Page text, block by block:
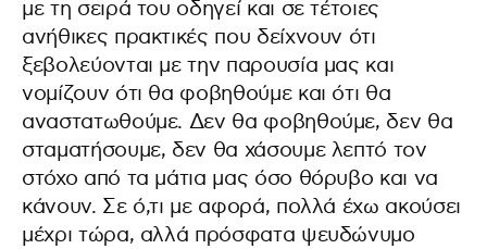
με τη σειρά του οδηγεί και σε τέτοιες
ανήθικες πρακτικές που δείχνουν ότι
ξεβολεύονται με την παρουσία μας και
νομίζουν ότι θα φοβηθούμε και ότι θα
αναστατωθούμε. Δεν θα φοβηθούμε, δεν θα
σταματήσουμε, δεν θα χάσουμε λεπτό τον
στόχο από τα μάτια μας όσο θόρυβο και να
κάνουν. Σε ό,τι με αφορά, πολλά έχω ακούσει
μέχρι τώρα, αλλά πρόσφατα ψευδώνυμο